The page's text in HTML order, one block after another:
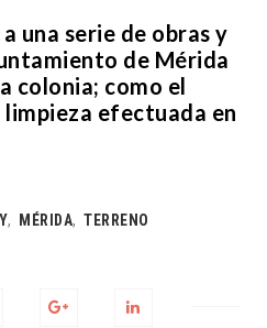
una serie de obras y
de Mérida
colonia; como el
efectuada en
, MÉRIDA, TERRENO